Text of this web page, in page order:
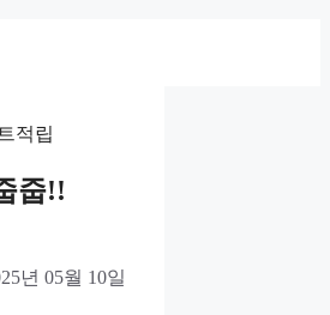
줍!!
년 05월 10일